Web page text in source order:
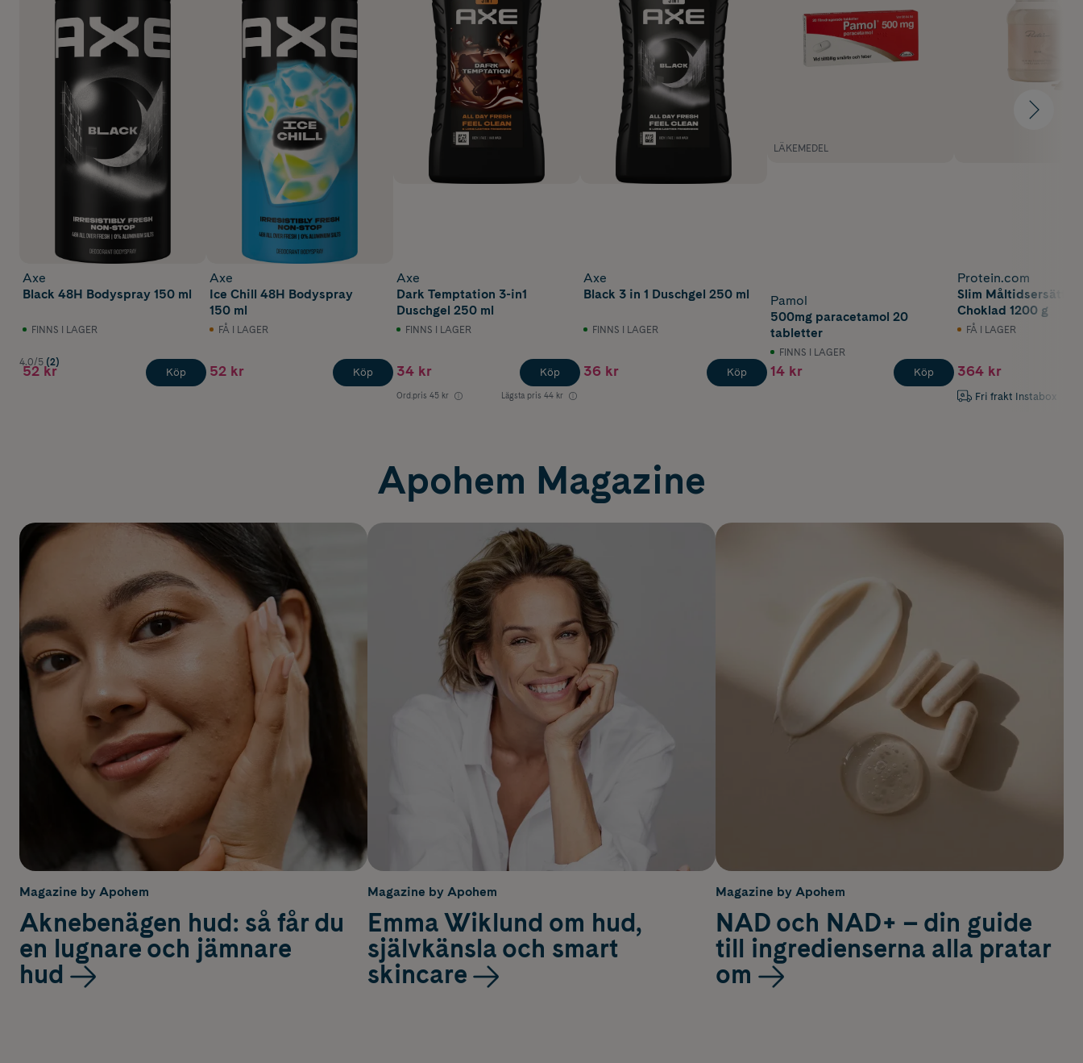
Axe
Black 48H Bodyspray 150 ml
FINNS I LAGER
4.0/5 (2)
52 kr Köp
Axe
Ice Chill 48H Bodyspray
150 ml
FÅ I LAGER
52 kr Köp
Axe
Dark Temptation 3-in1
Duschgel 250 ml
FINNS I LAGER
34 kr
Ord.pris 45 kr Lägsta pris 44 kr
Köp
Axe
Black 3 in 1 Duschgel 250 ml
FINNS I LAGER
36 kr Köp
LÄKEMEDEL
Pamol
500mg paracetamol 20
tabletter
FINNS I LAGER
14 kr Köp
Protein.com
Slim
Choklad 1200 g
FÅ I LAGER
364 kr
Fri frakt Instabox
Apohem Magazine
Magazine by Apohem
Aknebenägen hud: så får du
en lugnare och jämnare
hud
Magazine by Apohem
Emma Wiklund om hud,
självkänsla och smart
skincare
Magazine by Apohem
NAD och NAD+ – din guide
till ingredienserna alla pratar
om